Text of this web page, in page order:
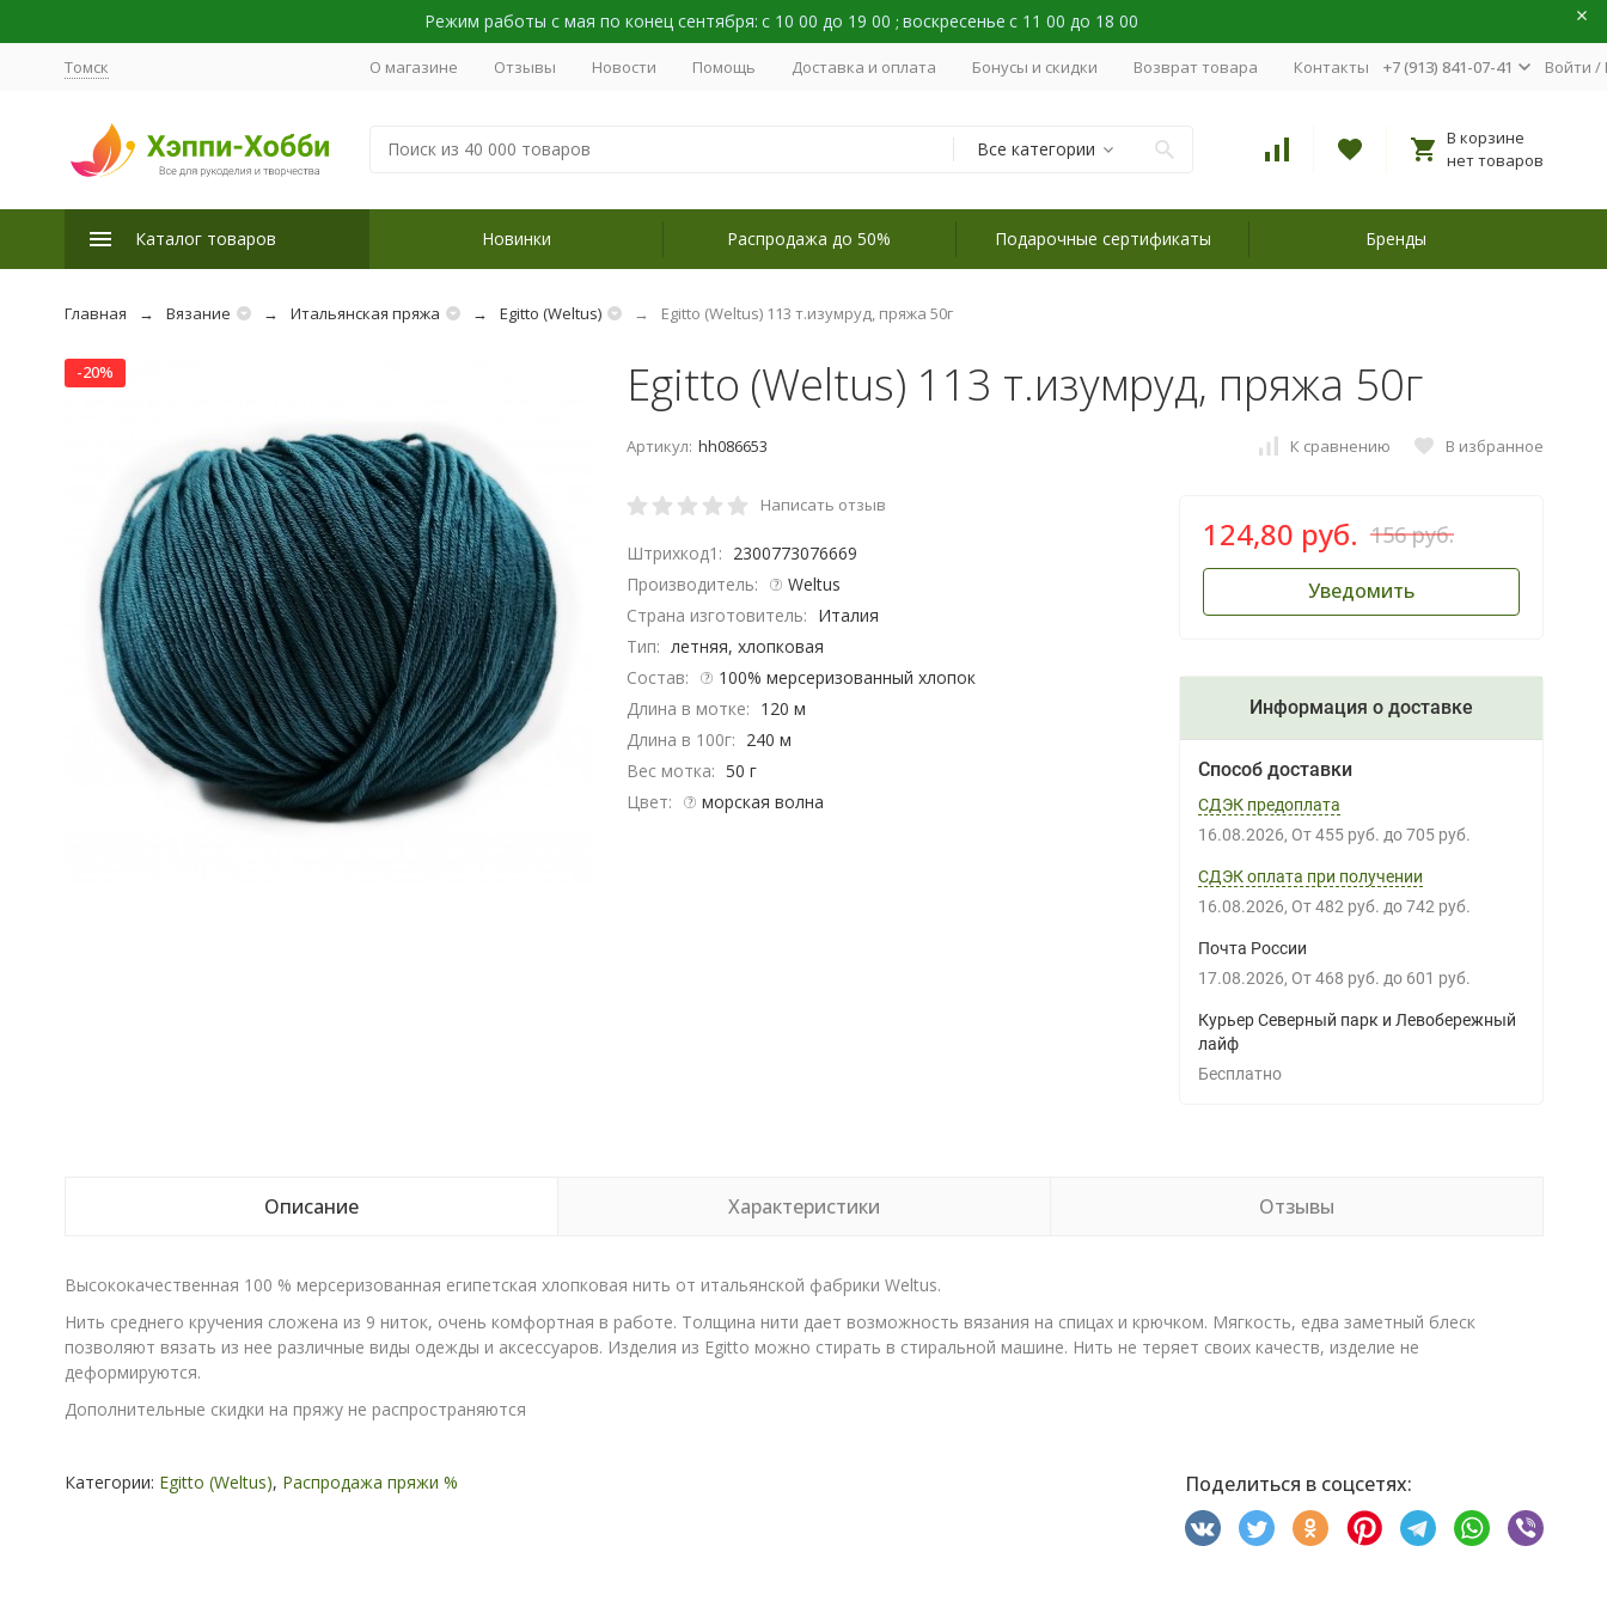
Режим работы с мая по конец сентября: с 10 00 до 19 00 ; воскресенье с 11 00 до 18 00
Томск О магазине Отзывы Новости Помощь Доставка и оплата Бонусы и скидки Возврат товара Контакты +7 (913) 841-07-41 Войти /
Все категории
В корзине
нет товаров
Каталог товаров Новинки Распродажа до 50% Подарочные сертификаты Бренды
Главная Вязание Итальянская пряжа Egitto (Weltus) Egitto (Weltus) 113 т.изумруд, пряжа 50г
-20% Egitto (Weltus) 113 т.изумруд, пряжа 50г
Артикул: hh086653 К сравнению В избранное
Написать отзыв
Штрихкод1: 2300773076669
Производитель:
Weltus
Страна изготовитель: Италия
Тип: летняя, хлопковая
Состав:
100% мерсеризованный хлопок
Длина в мотке: 120 м
Длина в 100г: 240 м
Вес мотка: 50 г
Цвет:
морская волна
124,80 руб. 156 руб.
Уведомить
Информация о доставке
Способ доставки
СДЭК предоплата
16.08.2026 От 455 руб. до 705 руб.
СДЭК оплата при получении
16.08.2026 От 482 руб. до 742 руб.
Почта России
17.08.2026 От 468 руб. до 601 руб.
Курьер Северный парк и Левобережный
лайф
Бесплатно
Описание Характеристики Отзывы
Высококачественная 100 % мерсеризованная египетская хлопковая нить от итальянской фабрики Weltus.
Нить среднего кручения сложена из 9 ниток, очень комфортная в работе. Толщина нити дает возможность вязания на спицах и крючком. Мягкость, едва заметный блеск
позволяют вязать из нее различные виды одежды и аксессуаров. Изделия из Egitto можно стирать в стиральной машине. Нить не теряет своих качеств, изделие не
деформируются.
Дополнительные скидки на пряжу не распространяются
Категории: Egitto (Weltus), Распродажа пряжи % Поделиться в соцсетях: